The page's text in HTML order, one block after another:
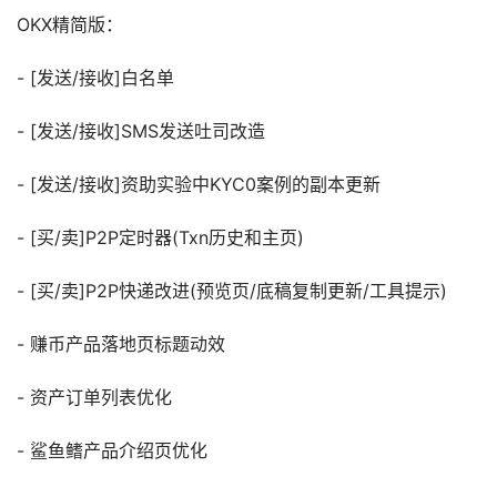
OKX精简版：
- [发送/接收]白名单
- [发送/接收]SMS发送吐司改造
- [发送/接收]资助实验中KYC0案例的副本更新
- [买/卖]P2P定时器(Txn历史和主页)
- [买/卖]P2P快递改进(预览页/底稿复制更新/工具提示)
- 赚币产品落地页标题动效
- 资产订单列表优化
- 鲨鱼鳍产品介绍页优化